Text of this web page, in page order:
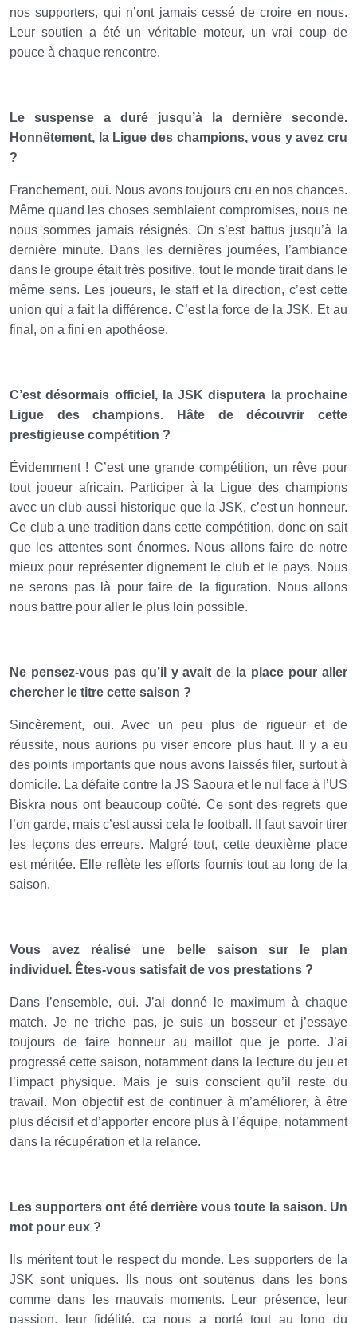
nos supporters, qui n’ont jamais cessé de croire en nous.
Leur soutien a été un véritable moteur, un vrai coup de
pouce à chaque rencontre.
Le suspense a duré jusqu’à la dernière seconde.
Honnêtement, la Ligue des champions, vous y avez cru
?
Franchement, oui. Nous avons toujours cru en nos chances.
Même quand les choses semblaient compromises, nous ne
nous sommes jamais résignés. On s’est battus jusqu’à la
dernière minute. Dans les dernières journées, l’ambiance
dans le groupe était très positive, tout le monde tirait dans le
même sens. Les joueurs, le staff et la direction, c’est cette
union qui a fait la différence. C’est la force de la JSK. Et au
final, on a fini en apothéose.
C’est désormais officiel, la JSK disputera la prochaine
Ligue des champions. Hâte de découvrir cette
prestigieuse compétition ?
Évidemment ! C’est une grande compétition, un rêve pour
tout joueur africain. Participer à la Ligue des champions
avec un club aussi historique que la JSK, c’est un honneur.
Ce club a une tradition dans cette compétition, donc on sait
que les attentes sont énormes. Nous allons faire de notre
mieux pour représenter dignement le club et le pays. Nous
ne serons pas là pour faire de la figuration. Nous allons
nous battre pour aller le plus loin possible.
Ne pensez-vous pas qu’il y avait de la place pour aller
chercher le titre cette saison ?
Sincèrement, oui. Avec un peu plus de rigueur et de
réussite, nous aurions pu viser encore plus haut. Il y a eu
des points importants que nous avons laissés filer, surtout à
domicile. La défaite contre la JS Saoura et le nul face à l’US
Biskra nous ont beaucoup coûté. Ce sont des regrets que
l’on garde, mais c’est aussi cela le football. Il faut savoir tirer
les leçons des erreurs. Malgré tout, cette deuxième place
est méritée. Elle reflète les efforts fournis tout au long de la
saison.
Vous avez réalisé une belle saison sur le plan
individuel. Êtes-vous satisfait de vos prestations ?
Dans l’ensemble, oui. J’ai donné le maximum à chaque
match. Je ne triche pas, je suis un bosseur et j’essaye
toujours de faire honneur au maillot que je porte. J’ai
progressé cette saison, notamment dans la lecture du jeu et
l’impact physique. Mais je suis conscient qu’il reste du
travail. Mon objectif est de continuer à m’améliorer, à être
plus décisif et d’apporter encore plus à l’équipe, notamment
dans la récupération et la relance.
Les supporters ont été derrière vous toute la saison. Un
mot pour eux ?
Ils méritent tout le respect du monde. Les supporters de la
JSK sont uniques. Ils nous ont soutenus dans les bons
comme dans les mauvais moments. Leur présence, leur
passion, leur fidélité, ça nous a porté tout au long du